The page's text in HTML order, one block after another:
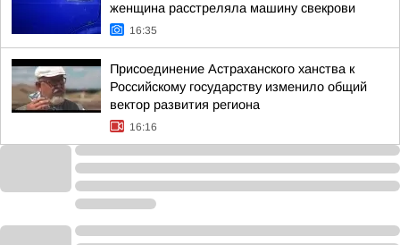
женщина расстреляла машину свекрови
16:35
Присоединение Астраханского ханства к
Российскому государству изменило общий
вектор развития региона
16:16